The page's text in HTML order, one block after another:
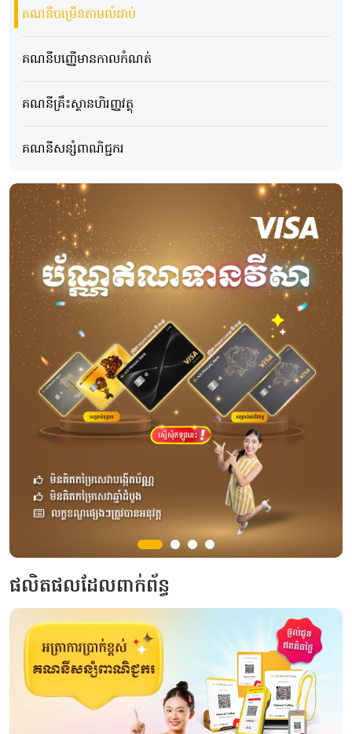
គណនីចម្រើនតាមលំដាប់
គណនីបញ្ញើមានកាលកំណត់
គណនីគ្រឹះស្ថានហិរញ្ញវត្ថុ
គណនីសន្សំពាណិជ្ជករ
ផលិតផលដែលពាក់ព័ន្ធ